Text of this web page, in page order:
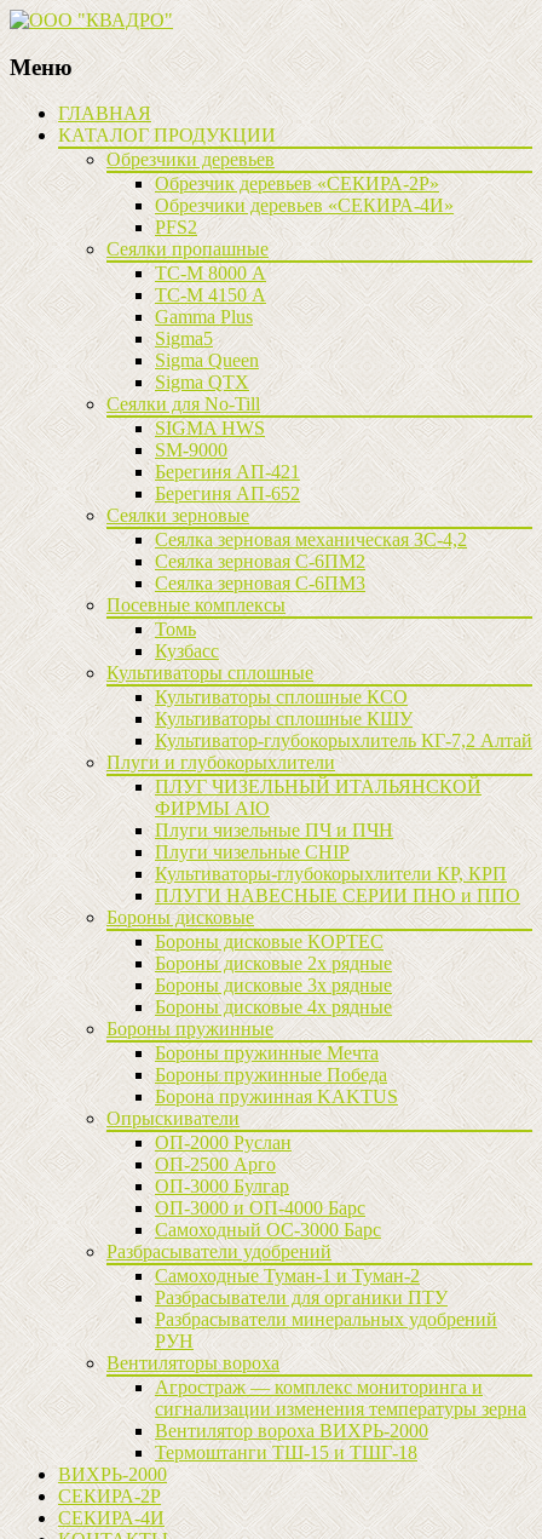
Меню
НаверхГЛАВНАЯ
КАТАЛОГ ПРОДУКЦИИ
Обрезчики деревьев
Обрезчик деревьев «СЕКИРА-2Р»
Обрезчики деревьев «СЕКИРА-4И»
PFS2
Сеялки пропашные
ТС-М 8000 А
ТС-М 4150 А
Gamma Plus
Sigma5
Sigma Queen
Sigma QTX
Сеялки для No-Till
SIGMA HWS
SM-9000
Берегиня АП-421
Берегиня АП-652
Сеялки зерновые
Сеялка зерновая механическая ЗС-4,2
Сеялка зерновая C-6ПМ2
Сеялка зерновая С-6ПМ3
Посевные комплексы
Томь
Кузбасс
Культиваторы сплошные
Культиваторы сплошные КСО
Культиваторы сплошные КШУ
Культиватор-глубокорыхлитель КГ-7,2 Алтай
Плуги и глубокорыхлители
ПЛУГ ЧИЗЕЛЬНЫЙ ИТАЛЬЯНСКОЙ
ФИРМЫ AIO
Плуги чизельные ПЧ и ПЧН
Плуги чизельные CHIP
Культиваторы-глубокорыхлители КР, КРП
ПЛУГИ НАВЕСНЫЕ СЕРИИ ПНО и ППО
Бороны дисковые
Бороны дисковые КОРТЕС
Бороны дисковые 2х рядные
Бороны дисковые 3х рядные
Бороны дисковые 4х рядные
Бороны пружинные
Бороны пружинные Мечта
Бороны пружинные Победа
Борона пружинная KAKTUS
Опрыскиватели
ОП-2000 Руслан
ОП-2500 Арго
ОП-3000 Булгар
ОП-3000 и ОП-4000 Барс
Самоходный ОС-3000 Барс
Разбрасыватели удобрений
Самоходные Туман-1 и Туман-2
Разбрасыватели для органики ПТУ
Разбрасыватели минеральных удобрений
РУН
Вентиляторы вороха
Агростраж — комплекс мониторинга и
сигнализации изменения температуры зерна
Вентилятор вороха ВИХРЬ-2000
Термоштанги ТШ-15 и ТШГ-18
ВИХРЬ-2000
СЕКИРА-2Р
СЕКИРА-4И